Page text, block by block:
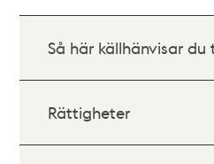
Så här källhänvisar
Rättigheter